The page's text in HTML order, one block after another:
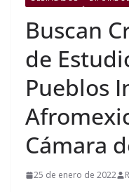
Buscan
de
Pueblos
Cámara
25 de enero de 2022